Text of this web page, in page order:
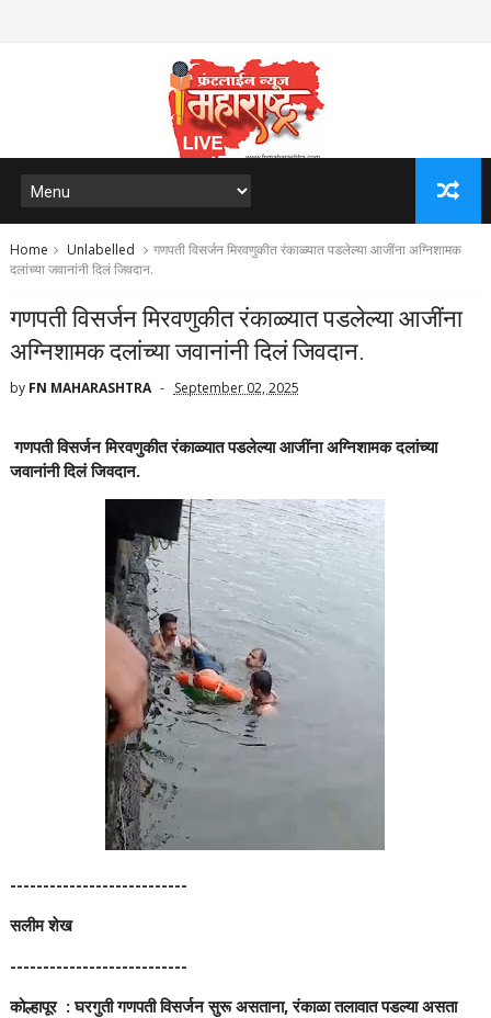
Home Unlabelled
गणपती विसर्जन मिरवणुकीत रंकाळ्यात पडलेल्या आजींना अग्निशामक
दलांच्या जवानांनी दिलं जिवदान.
गणपती विसर्जन मिरवणुकीत रंकाळ्यात पडलेल्या आजींना
अग्निशामक दलांच्या जवानांनी दिलं जिवदान.
by FN MAHARASHTRA September 02, 2025
गणपती विसर्जन मिरवणुकीत रंकाळ्यात पडलेल्या आजींना अग्निशामक दलांच्या
जवानांनी दिलं जिवदान.
---------------------------
सलीम शेख
---------------------------
कोल्हापूर : घरगुती गणपती विसर्जन सुरू असताना, रंकाळा तलावात पडल्या असता